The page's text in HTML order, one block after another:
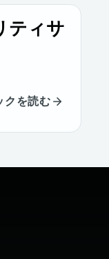
ティサ
クを読む